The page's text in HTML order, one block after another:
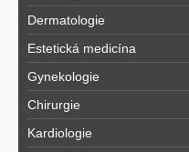
Dermatologie
Estetická medicína
Gynekologie
Chirurgie
Kardiologie